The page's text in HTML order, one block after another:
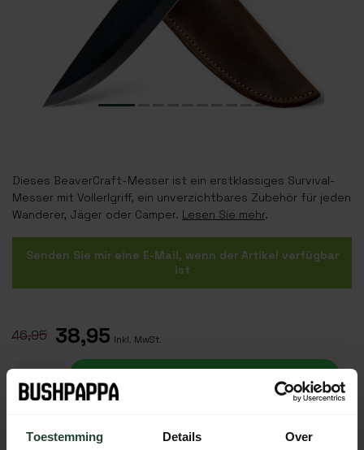
Toestemming Details Over
Dieses BeaverCraft-Messer ist ein erstklassiges Survival-
Messer mit Vollerlgriff, ein unverzichtbares Zubehör für jeden
Wanderer, Jäger oder Camper. Lesen Sie mehr.
Senden Sie mir eine E-Mail, wenn der Artikel verfügbar
ist
46,95 38,95 Inkl. MwSt.